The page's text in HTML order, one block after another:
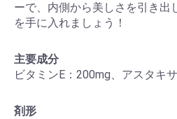
ーで、内側から美しさを引き出
を手に入れましょう！
主要成分
ビタミンE：200mg、アスタキ
剤形